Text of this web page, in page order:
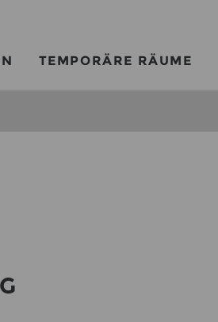
TEMPORÄRE RÄUME